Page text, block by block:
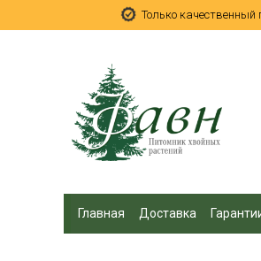
Только
Главная Доставка